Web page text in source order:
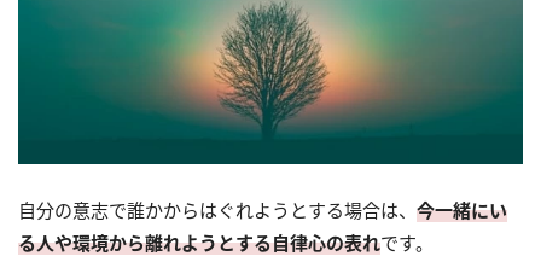
自分の意志で誰かからはぐれようとする場合は、 今一緒にい
る人や環境から離れようとする自律心の表れです。